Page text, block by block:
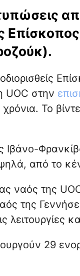
UOC στην
Το
από το
ναός της
της
29